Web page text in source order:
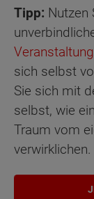
Tipp: Nutzen
sich selbst
Sie sich mit
selbst, wie
Traum vom
verwirklichen.